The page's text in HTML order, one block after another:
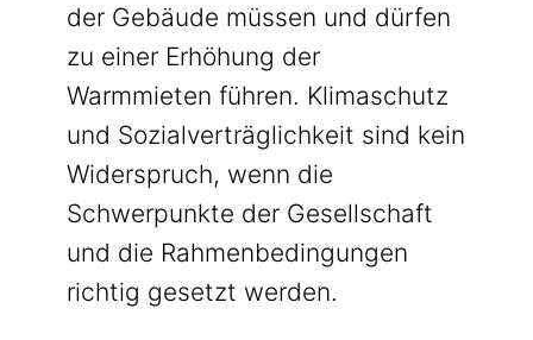
der Gebäude müssen und dürfen
zu einer Erhöhung der
Warmmieten führen. Klimaschutz
und Sozialverträglichkeit sind kein
Widerspruch, wenn die
Schwerpunkte der Gesellschaft
und die Rahmenbedingungen
richtig gesetzt werden.